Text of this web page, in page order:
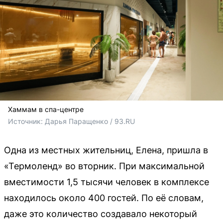
Хаммам в спа-центре
Источник: Дарья Паращенко / 93.RU
Одна из местных жительниц, Елена, пришла в
«Термоленд» во вторник. При максимальной
вместимости 1,5 тысячи человек в комплексе
находилось около 400 гостей. По её словам,
даже это количество создавало некоторый